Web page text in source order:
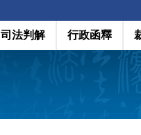
司法判解 行政函釋